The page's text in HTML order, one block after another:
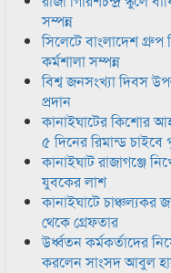
সম্পন্ন
সিলেটে বাংলাদেশ গ্রুপ
কর্মশালা সম্পন্ন
বিশ্ব জনসংখ্যা দিবস
প্রদান
কানাইঘাটের কিশোর
৫ দিনের রিমান্ড চাইবে
কানাইঘাট রাজাগঞ্জে
যুবকের লাশ
কানাইঘাটে চাঞ্চল্যকর
থেকে গ্রেফতার
উর্ধ্বতন কর্মকর্তাদের
করলেন সাংসদ আবুল